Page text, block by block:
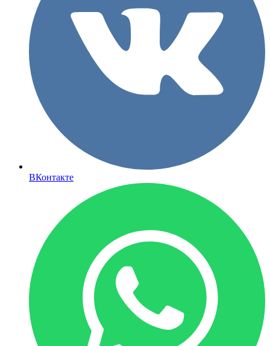
ВКонтакте